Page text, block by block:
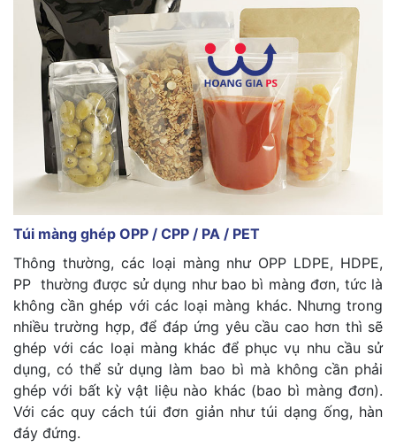
Túi màng ghép OPP / CPP / PA / PET
Thông thường, các loại màng như OPP LDPE, HDPE,
PP thường được sử dụng như bao bì màng đơn, tức là
không cần ghép với các loại màng khác. Nhưng trong
nhiều trường hợp, để đáp ứng yêu cầu cao hơn thì sẽ
ghép với các loại màng khác để phục vụ nhu cầu sử
dụng, có thể sử dụng làm bao bì mà không cần phải
ghép với bất kỳ vật liệu nào khác (bao bì màng đơn).
Với các quy cách túi đơn giản như túi dạng ống, hàn
đáy đứng.